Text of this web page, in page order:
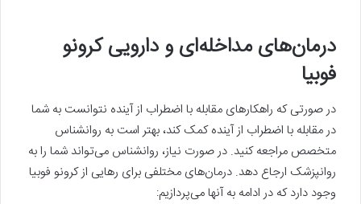
درمان‌‌های مداخله‌ای و دارویی کرونو
فوبیا
در صورتی که راهکارهای مقابله با اضطراب از آینده نتوانست به شما
در مقابله با اضطراب از آینده کمک کند، بهتر است به روانشناس
متخصص مراجعه کنید. در صورت نیاز، روانشناس می‌تواند شما را به
روانپزشک ارجاع دهد. درمان‌های مختلفی برای رهایی از کرونو فوبیا
وجود دارد که در ادامه به آنها می‌پردازیم: